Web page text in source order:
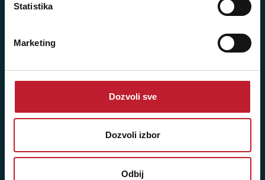
Statistika
Marketing
Dozvoli sve
Dozvoli izbor
Odbij
Telefoni:
+381 11 3347 883